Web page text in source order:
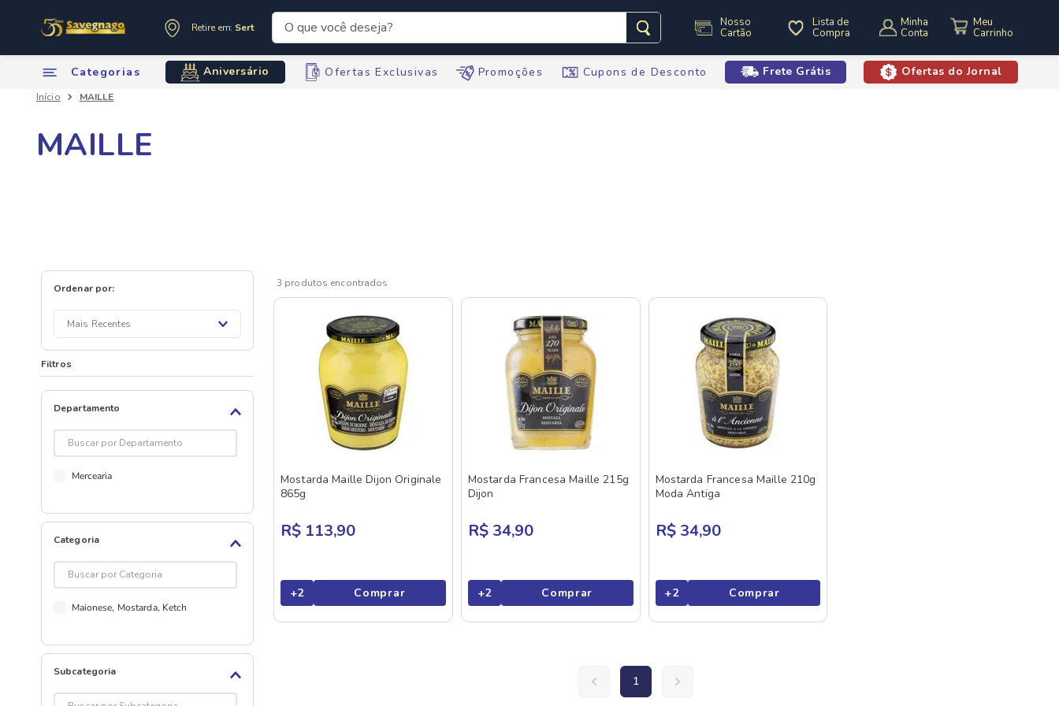
Retire em: Sertãozinho
O que você deseja? Nosso
Cartão
Lista de
Compra
Minha
Conta
Categorias Aniversário Ofertas Exclusivas Promoções Cupons de Desconto Frete Grátis Ofertas do Jornal
MAILLE
MAILLE
Mais Recentes
Filtros
Departamento
Mercearia
Categoria
Maionese, Mostarda, Ketch
Subcategoria
3 produtos
Mostarda Maille Dijon Originale
865g
R$ 113,90
+2 Comprar
Mostarda Francesa Maille 215g
Dijon
R$ 34,90
+2 Comprar
Mostarda Francesa Maille 210g
Moda Antiga
R$ 34,90
+2 Comprar
1
Termos mais buscados
leite
10º chocolate